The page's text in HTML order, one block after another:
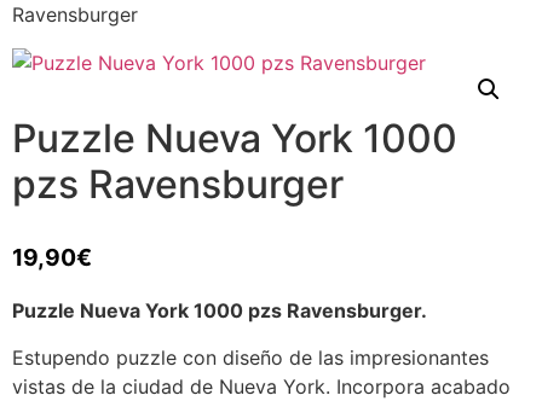
Ravensburger
Puzzle Nueva York 1000
pzs Ravensburger
19,90€
Puzzle Nueva York 1000 pzs Ravensburger.
Estupendo puzzle con diseño de las impresionantes
vistas de la ciudad de Nueva York. Incorpora acabado